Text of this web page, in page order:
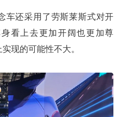
车还采用了劳斯莱斯式对开
看上去更加开阔也更加尊
现的可能性不大。